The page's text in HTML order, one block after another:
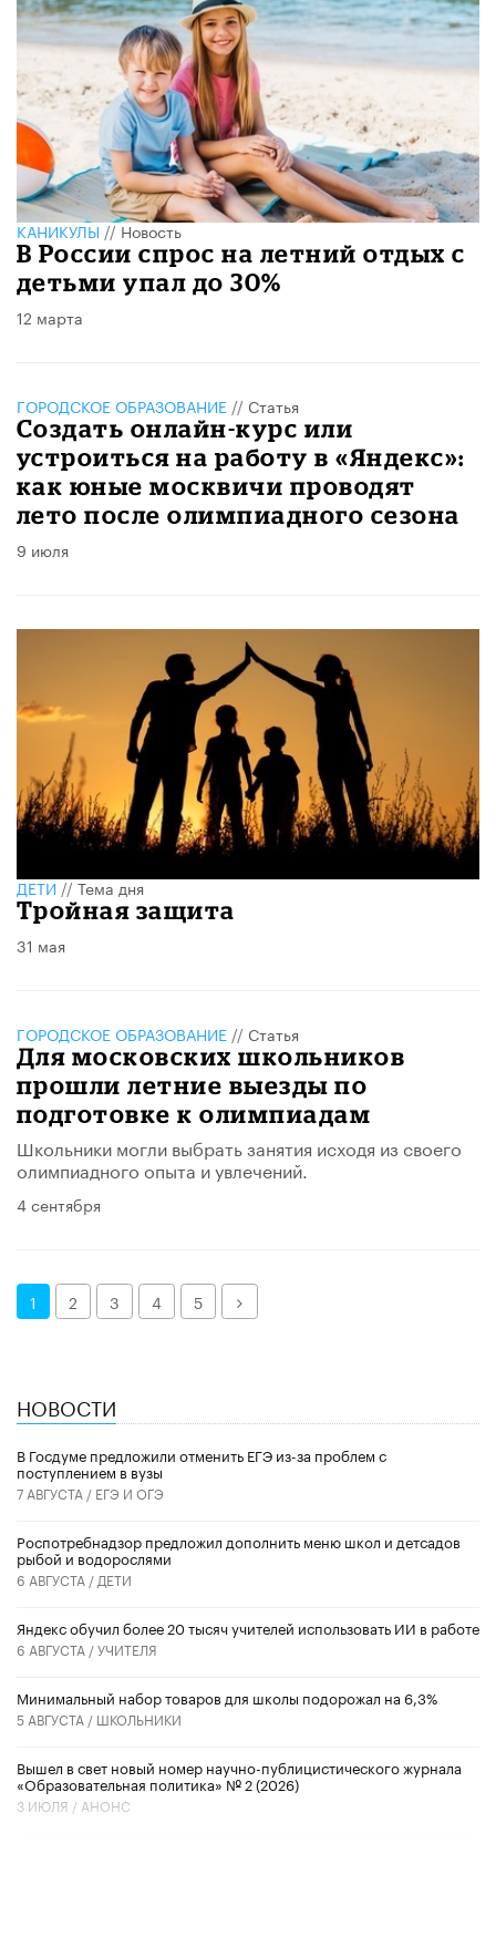
КАНИКУЛЫ//Новость
В России спрос на летний отдых с
детьми упал до 30%
12 марта
ГОРОДСКОЕ ОБРАЗОВАНИЕ // Статья
Создать онлайн-курс или
устроиться на работу в «Яндекс»:
как юные москвичи проводят
лето после олимпиадного сезона
9 июля
ДЕТИ//Тема дня
Тройная защита
31 мая
ГОРОДСКОЕ ОБРАЗОВАНИЕ // Статья
Для московских школьников
прошли летние выезды по
подготовке к олимпиадам
Школьники могли выбрать занятия исходя из своего
олимпиадного опыта и увлечений.
4 сентября
1 2 3 4 5 Далее
НОВОСТИ
В Госдуме предложили отменить ЕГЭ из-за проблем с
поступлением в вузы
7 АВГУСТА / ЕГЭ И ОГЭ
Роспотребнадзор предложил дополнить меню школ и детсадов
рыбой и водорослями
6 АВГУСТА / ДЕТИ
​Яндекс обучил более 20 тысяч учителей использовать ИИ в работе
6 АВГУСТА /УЧИТЕЛЯ
Минимальный набор товаров для школы подорожал на 6,3%
5 АВГУСТА / ШКОЛЬНИКИ
Вышел в свет новый номер научно-публицистического журнала
«Образовательная политика» № 2 (2026)
3 ИЮЛЯ / АНОНС